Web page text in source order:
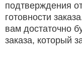
подтверждения
готовности
вам достаточно
заказа, который